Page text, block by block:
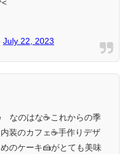
July 22, 2023
なのはな☕️これからの季
装のカフェ☕️手作りデザ
のケーキ🍰がとても美味